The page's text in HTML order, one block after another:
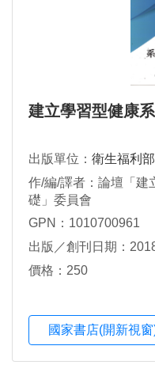
建立學習型健康
出版單位： 衛生福利部
作/編/譯者：論壇「建
礎」委員會
GPN：1010700961
出版／創刊日期：
價格：250
國家書店(開新視